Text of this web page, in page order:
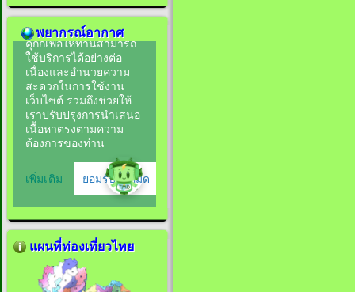
พยากรณ์อากาศ
แผนที่ท่องเที่ยวไทย